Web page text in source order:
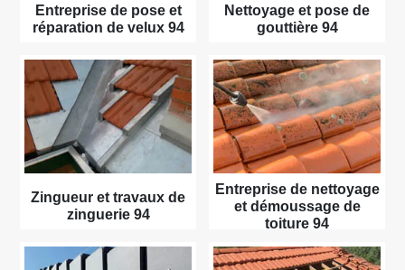
Entreprise de pose et
réparation de velux 94
Nettoyage et pose de
gouttière 94
Zingueur et travaux de
zinguerie 94
Entreprise de nettoyage
et démoussage de
toiture 94